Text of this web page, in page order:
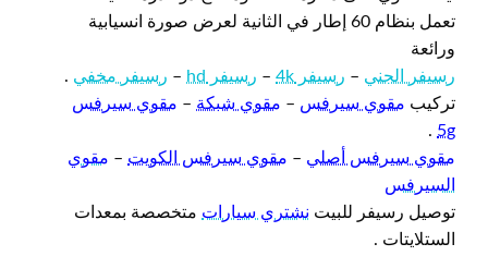
تعمل بنظام 60 إطار في الثانية لعرض صورة انسيابية
ورائعة
رسيفر الجني – رسيفر 4k – رسيفر hd – رسيفر مخفي .
تركيب مقوي سيرفس – مقوي شبكة – مقوي سيرفس
5g
.
مقوي سيرفس أصلي – مقوي سيرفس الكويت – مقوي
السيرفس
توصيل رسيفر للبيت نشتري سيارات متخصصة بمعدات
الستلايتات .